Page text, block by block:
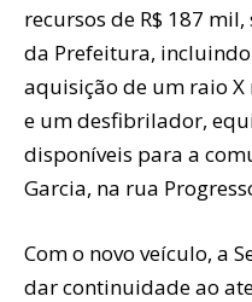
recursos de R$ 187
da Prefeitura,
aquisição de um raio
e um desfibrilador,
disponíveis para a
Garcia, na rua
Com o novo veículo, a
dar continuidade ao